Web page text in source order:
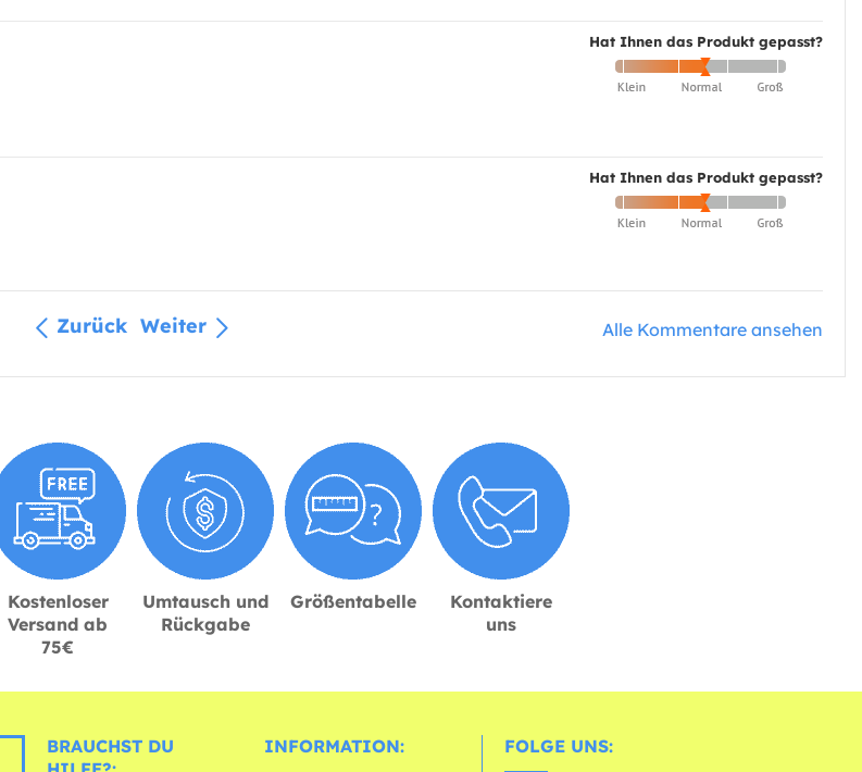
Hat Ihnen das Produkt gepasst?
Hat Ihnen das Produkt gepasst?
Zurück Weiter Alle Kommentare ansehen
Kostenloser
Versand ab
75€
Umtausch und
Rückgabe
Größentabelle
Kontaktiere
uns
BRAUCHST DU
INFORMATION: FOLGE UNS: